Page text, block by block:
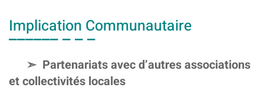
Implication Communautaire
Partenariats avec d’autres associations
et collectivités locales